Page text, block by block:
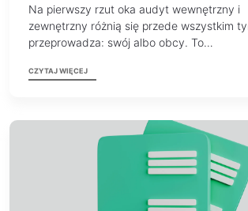
Na pierwszy rzut oka audyt wewnętrzny i
zewnętrzny różnią się przede wszystkim
przeprowadza: swój albo obcy. To…
CZYTAJ WIĘCEJ